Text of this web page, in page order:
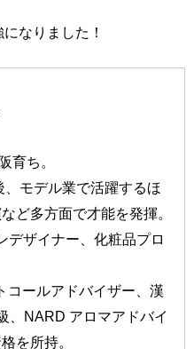
なりました！
育ち。
モデル業で活躍するほ
ど多方面で才能を発揮。
デザイナー、化粧品プロ
コールアドバイザー、漢
、NARD アロマアドバイ
を所持。